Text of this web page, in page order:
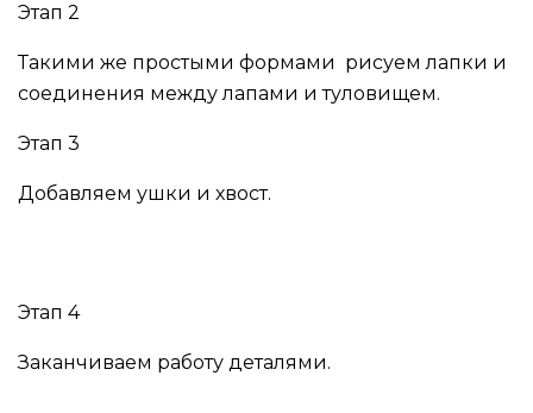
Этап 2
Такими же простыми формами рисуем лапки и
соединения между лапами и туловищем.
Этап 3
Добавляем ушки и хвост.
Этап 4
Заканчиваем работу деталями.